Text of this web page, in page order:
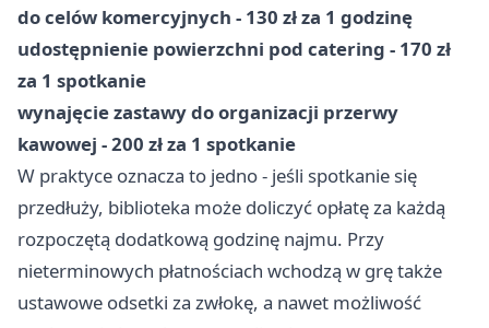
do celów komercyjnych - 130 zł za 1 godzinę
udostępnienie powierzchni pod catering - 170 zł
za 1 spotkanie
wynajęcie zastawy do organizacji przerwy
kawowej - 200 zł za 1 spotkanie
W praktyce oznacza to jedno - jeśli spotkanie się
przedłuży, biblioteka może doliczyć opłatę za każdą
rozpoczętą dodatkową godzinę najmu. Przy
nieterminowych płatnościach wchodzą w grę także
ustawowe odsetki za zwłokę, a nawet możliwość